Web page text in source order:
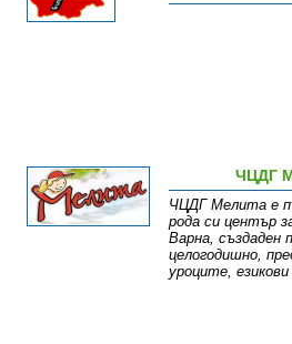
ЧЦДГ
ЧЦДГ Мелита е
рода си център
Варна, създаден
целогодишно,
уроците,